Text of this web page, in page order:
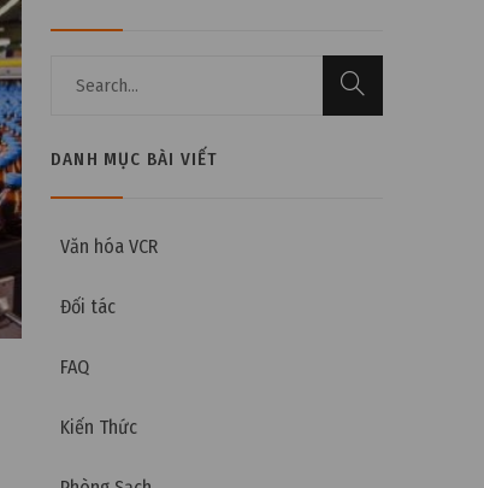
DANH MỤC BÀI VIẾT
Văn hóa VCR
Đối tác
FAQ
Kiến Thức